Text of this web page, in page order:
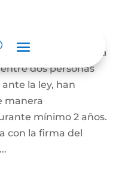
de Hecho
juez o notario de la
dos personas
la ley, han
manera
mínimo 2 años.
con la firma del